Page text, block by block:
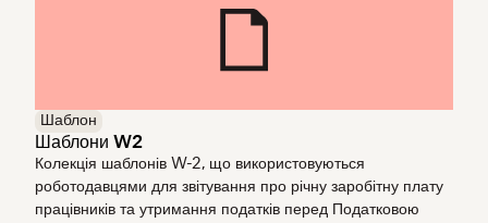
Шаблон
Шаблони W2
Колекція шаблонів W-2, що використовуються
роботодавцями для звітування про річну заробітну плату
працівників та утримання податків перед Податковою